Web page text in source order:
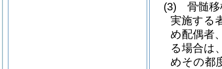
(3)
骨髄
実施する
め配偶者
る場合は
めその都